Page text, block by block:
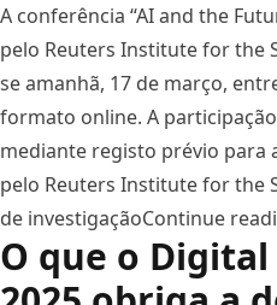
A conferência “AI and the
pelo Reuters Institute for the
se amanhã, 17 de março,
formato online. A
mediante registo prévio para
pelo Reuters Institute for the
de investigaçãoContinue
O que o